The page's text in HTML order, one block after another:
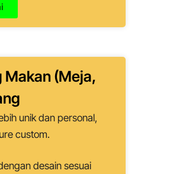
Makan (Meja,
unik dan personal,
custom.
desain sesuai